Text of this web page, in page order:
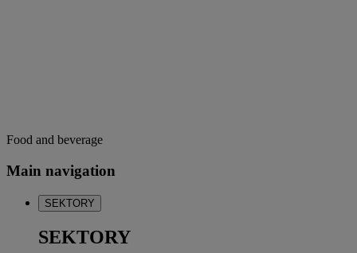
Food and beverage
Main navigation
SEKTORY
SEKTORY